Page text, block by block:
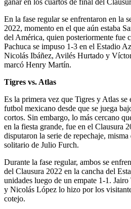
ganar en los cuartos de final del
En la fase regular se enfrentaron en la
2022, momento en el que aún estaba
del América, quien posteriormente fue
Pachuca se impuso 1-3 en el Estadio
Nicolás Ibáñez, Avilés Hurtado y
marcó Henry Martín.
Tigres vs. Atlas
Es la primera vez que Tigres y Atlas
futbol mexicano desde que se juega
cortos. Sin embargo, lo más cercano
en la fiesta grande, fue en el Clausura
disputaron la serie de repechaje,
solitario de Julio Furch.
Durante la fase regular, ambos se
del Clausura 2022 en la cancha del
unidades luego de un empate 1-1.
y Nicolás López lo hizo por los
cotejo.